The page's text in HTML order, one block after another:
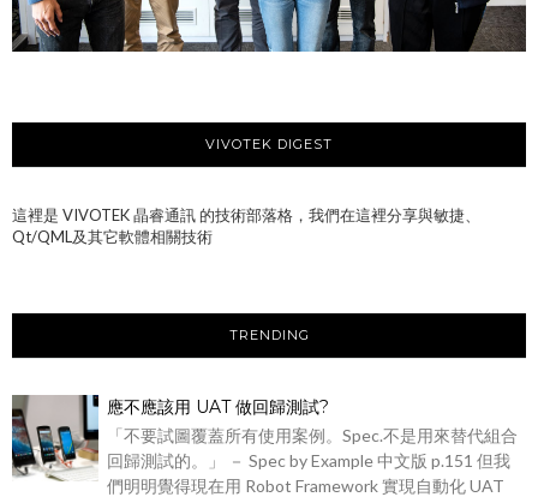
VIVOTEK DIGEST
這裡是 VIVOTEK 晶睿通訊 的技術部落格，我們在這裡分享與敏捷、
Qt/QML及其它軟體相關技術
TRENDING
應不應該用 UAT 做回歸測試?
「不要試圖覆蓋所有使用案例。Spec.不是用來替代組合
回歸測試的。」 － Spec by Example 中文版 p.151 但我
們明明覺得現在用 Robot Framework 實現自動化 UAT